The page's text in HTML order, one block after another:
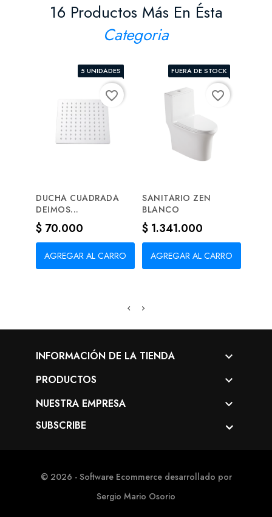
16 Productos Más En Ésta
Categoria
5 UNIDADES
DUCHA CUADRADA
DEIMOS...
Precio
$ 70.000
AGREGAR AL CARRO
favorite_border
FUERA DE STOCK
SANITARIO ZEN
BLANCO
Precio
$ 1.341.000
AGREGAR AL CARRO
favorite_border
INFORMACIÓN DE LA TIENDA 
PRODUCTOS 
NUESTRA EMPRESA 
SUBSCRIBE
© 2026 - Software Ecommerce desarrollado por
Sergio Mario Osorio